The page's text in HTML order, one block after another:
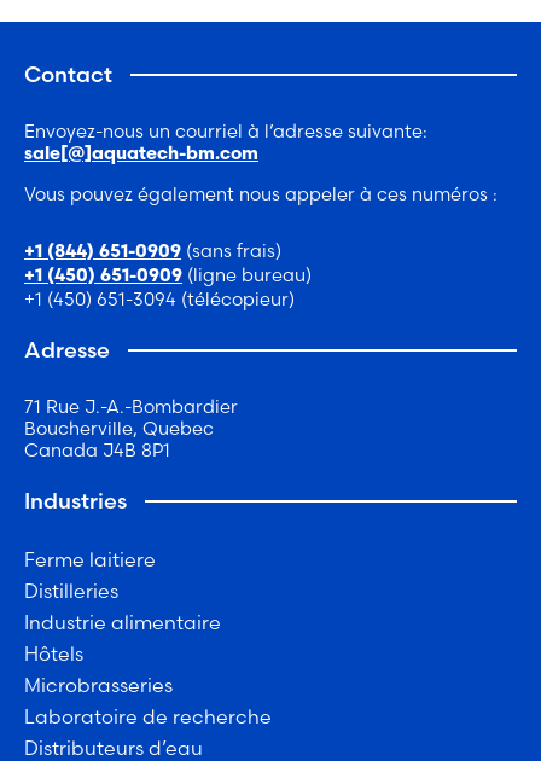
Contact
Envoyez-nous un courriel à l’adresse suivante:
sale[@]aquatech-bm.com
Vous pouvez également nous appeler à ces numéros :
+1 (844) 651-0909 (sans frais)
+1 (450) 651-0909 (ligne bureau)
+1 (450) 651-3094 (télécopieur)
Adresse
71 Rue J.-A.-Bombardier
Boucherville, Quebec
Canada J4B 8P1
Industries
Ferme laitiere
Distilleries
Industrie alimentaire
Hôtels
Microbrasseries
Laboratoire de recherche
Distributeurs d’eau